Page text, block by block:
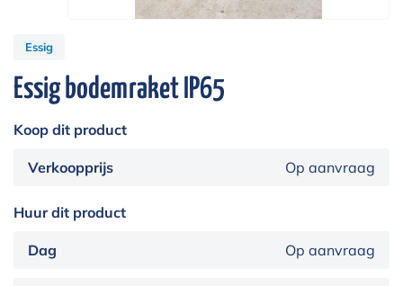
Essig
Essig bodemraket IP65
Koop dit product
Verkoopprijs Op aanvraag
Huur dit product
Dag Op aanvraag